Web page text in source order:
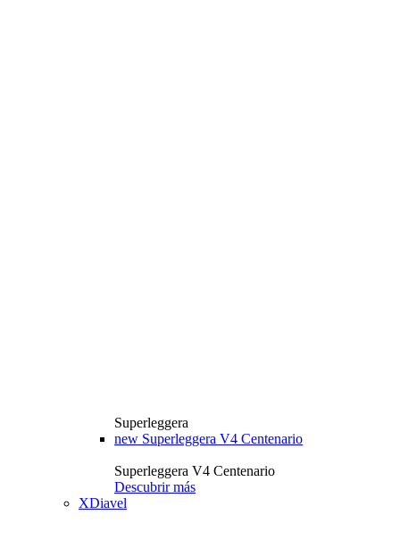
Superleggera
new Superleggera V4 Centenario
Superleggera V4 Centenario
Descubrir más
XDiavel